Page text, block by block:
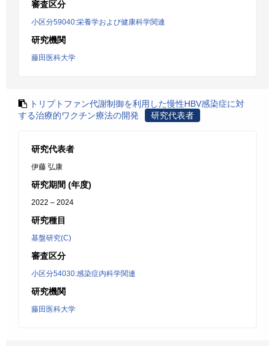
審査区分
小区分59040:栄養学および健康科学関連
研究機関
藤田医科大学
トリプトファン代謝制御を利用した慢性HBV感染症に対
する治療的ワクチン療法の開発
研究代表者
研究代表者
伊藤 弘康
研究期間 (年度)
2022 – 2024
研究種目
基盤研究(C)
審査区分
小区分54030:感染症内科学関連
研究機関
藤田医科大学